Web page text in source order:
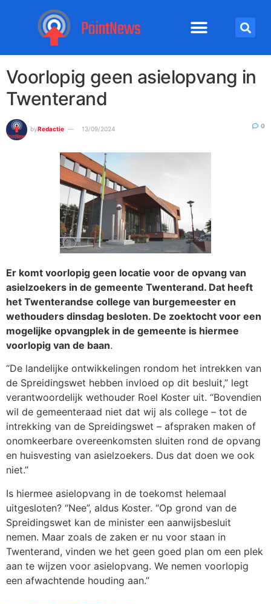
Voorlopig geen asielopvang in
Twenterand
byRedactie 13/09/2024 0
Er komt voorlopig geen locatie voor de opvang van
asielzoekers in de gemeente Twenterand. Dat heeft
het Twenterandse college van burgemeester en
wethouders dinsdag besloten. De zoektocht voor een
mogelijke opvangplek in de gemeente is hiermee
voorlopig van de baan.
“De landelijke ontwikkelingen rondom het intrekken van
de Spreidingswet hebben invloed op dit besluit,” legt
verantwoordelijk wethouder Roel Koster uit. “Bovendien
wil de gemeenteraad niet dat wij als college – tot de
intrekking van de Spreidingswet – afspraken maken of
onomkeerbare overeenkomsten sluiten rond de opvang
en huisvesting van asielzoekers. Dus dat doen we ook
niet.”
Is hiermee asielopvang in de toekomst helemaal
uitgesloten? “Nee”, aldus Koster. “Op grond van de
Spreidingswet kan de minister een aanwijsbesluit
nemen. Maar zoals de zaken er nu voor staan in
Twenterand, vinden we het geen goed plan om een plek
aan te wijzen voor asielopvang. We nemen voorlopig
een afwachtende houding aan.”